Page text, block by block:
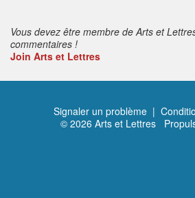
Vous devez être membre de Arts et
commentaires !
Join Arts et Lettres
Signaler un problème |
© 2026 Arts et Lettres